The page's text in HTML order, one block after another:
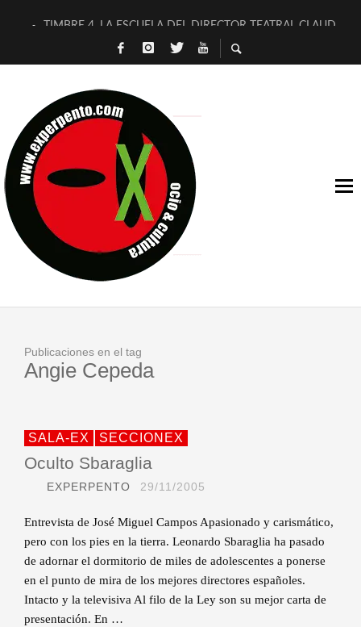
TIMBRE 4, LA ESCUELA DEL DIRECTOR TEATRAL CLAUDIO
30 AÑOS (NO ES NADA) DE LA KATARSIS DEL TOMATAZO
D’BALDOMEROS REINVENTAN [BITÁCORA 3.0] EN EXVITA
MARSHALL FLASH PRESENTA EN EXVITA [RELATIVA
JOFRE BARDAGÍ EN EXVITA INTERPRETANDO A SERRAT
YORCH PRESENTA [CURSO DE ARMONÍA PERSECUTORIA]
MAGALÍ SARE NOS EXPLICA [DESCASADA]
«NO TENGO PUTOS SUEÑOS»
Publicaciones en el tag
Angie Cepeda
SALA-EX SECCIONEX
Oculto Sbaraglia
EXPERPENTO 29/11/2005
Entrevista de José Miguel Campos Apasionado y carismático,
pero con los pies en la tierra. Leonardo Sbaraglia ha pasado
de adornar el dormitorio de miles de adolescentes a ponerse
en el punto de mira de los mejores directores españoles.
Intacto y la televisiva Al filo de la Ley son su mejor carta de
presentación. En …